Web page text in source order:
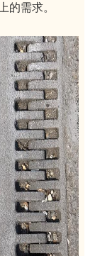
的需求。